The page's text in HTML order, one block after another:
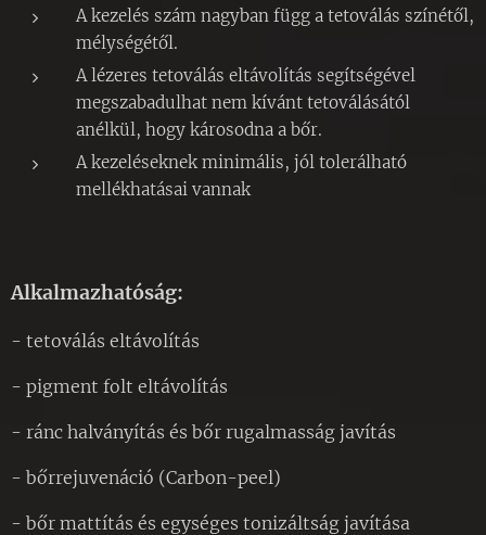
A kezelés szám nagyban függ a tetoválás színétől,
mélységétől.
A lézeres tetoválás eltávolítás segítségével
megszabadulhat nem kívánt tetoválásától
anélkül, hogy károsodna a bőr.
A kezeléseknek minimális, jól tolerálható
mellékhatásai vannak
Alkalmazhatóság:
- tetoválás eltávolítás
- pigment folt eltávolítás
- ránc halványítás és bőr rugalmasság javítás
- bőrrejuvenáció (Carbon-peel)
- bőr mattítás és egységes tonizáltság javítása